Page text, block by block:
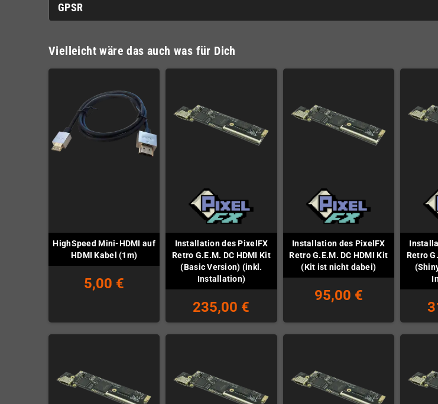
GPSR
Vielleicht wäre das auch was für Dich
HighSpeed Mini-HDMI auf
HDMI Kabel (1m)
5,00 €
Installation des PixelFX
Retro G.E.M. DC HDMI Kit
(Basic Version) (inkl.
Installation)
235,00 €
Installation des PixelFX
Retro G.E.M. DC HDMI Kit
(Kit ist nicht dabei)
95,00 €
Retro